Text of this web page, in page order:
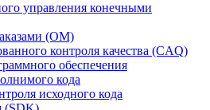
управления конечными
(OM)
контроля качества (CAQ)
обеспечения
кода
исходного кода